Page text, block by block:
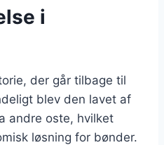
i
der går tilbage til
blev den lavet af
andre oste, hvilket
løsning for bønder.